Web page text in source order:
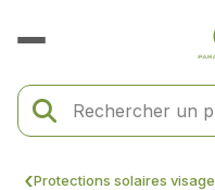
Protections solaires visage